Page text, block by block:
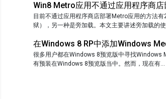
Win8 Metro应用不通过应用程序商
目前不通过应用程序商店部署Metro应用的方法
狱），另一种是旁加载。本文主要讲述旁加载的
在Windows 8 RP中添加Windows
很多用户都在Windows 8预览版中寻找Windows
有预装在Windows 8预览版当中。然而，现在有...